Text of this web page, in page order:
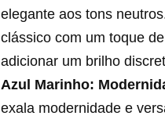
elegante aos tons
clássico com um toque
adicionar um brilho
Azul Marinho:
exala modernidade e